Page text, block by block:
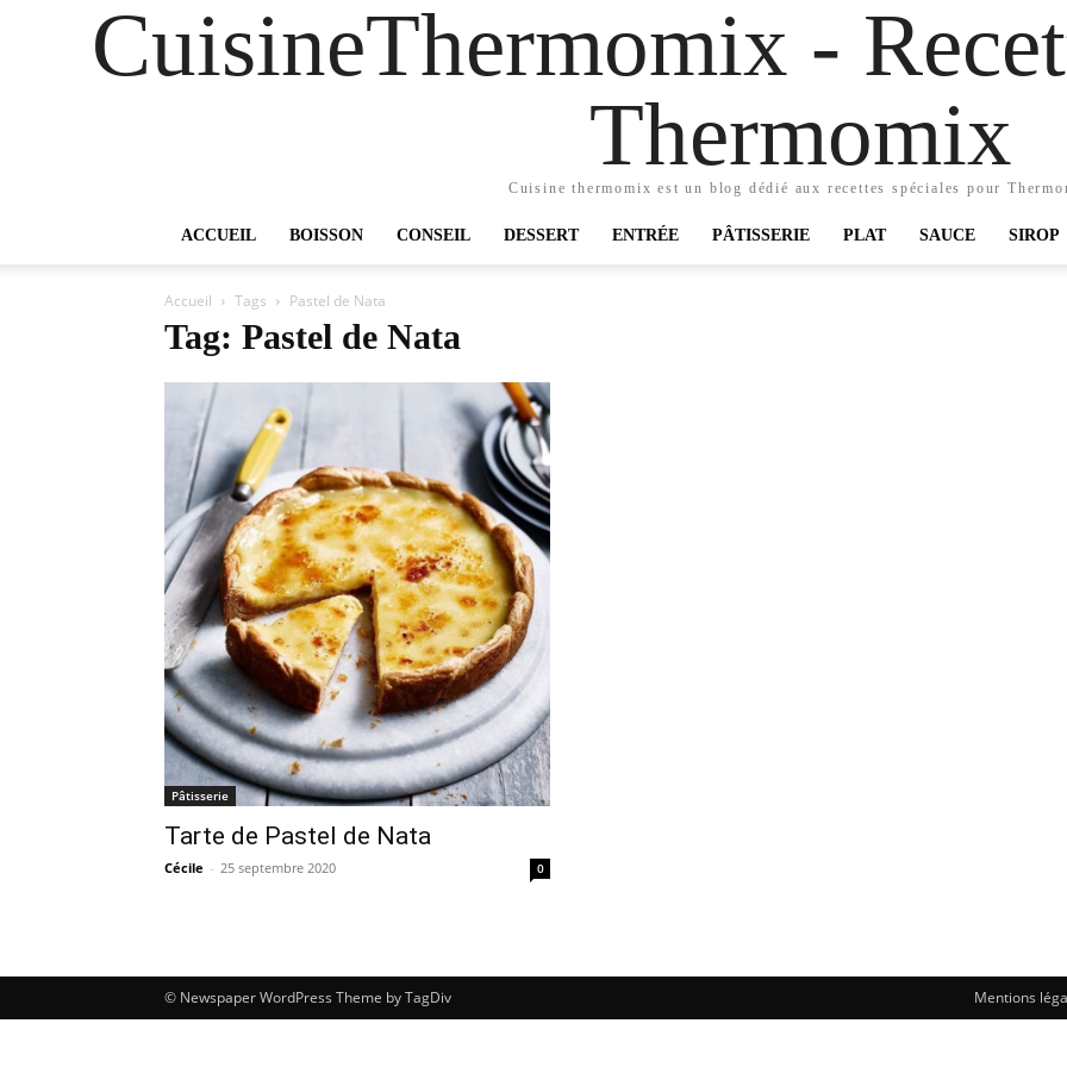
CuisineThermomix -
Thermomix
Cuisine thermomix est un blog dédié aux recettes spéciales pour
ACCUEIL BOISSON CONSEIL DESSERT ENTRÉE PÂTISSERIE PLAT SAUCE SIROP
Accueil Tags Pastel de Nata
Tag: Pastel de Nata
Pâtisserie
Tarte de Pastel de Nata
Cécile - 25 septembre 2020 0
Mentions
© Newspaper WordPress Theme by TagDiv